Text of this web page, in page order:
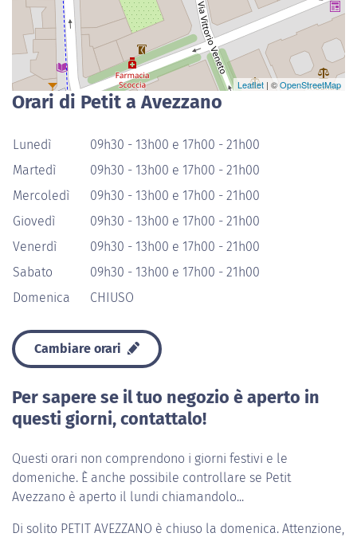
Leaflet | ©OpenStreetMap
Orari di Petit a Avezzano
Lunedì
09h30 - 13h00 e 17h00 - 21h00
Martedì
09h30 - 13h00 e 17h00 - 21h00
Mercoledì
09h30 - 13h00 e 17h00 - 21h00
Giovedì
09h30 - 13h00 e 17h00 - 21h00
Venerdì
09h30 - 13h00 e 17h00 - 21h00
Sabato
09h30 - 13h00 e 17h00 - 21h00
Domenica
CHIUSO
Cambiare orari
Per sapere se il tuo negozio è aperto in
questi giorni, contattalo!
Questi orari non comprendono i giorni festivi e le
domeniche. È anche possibile controllare se Petit
Avezzano è aperto il lundi chiamandolo...
Di solito PETIT AVEZZANO è chiuso la domenica. Attenzione,